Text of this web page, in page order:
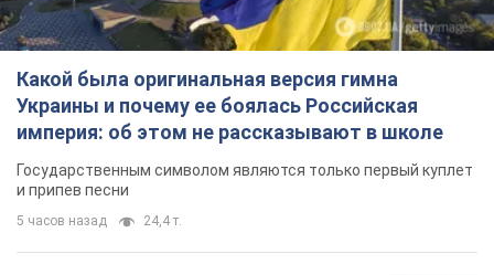
Какой была оригинальная версия гимна
Украины и почему ее боялась Российская
империя: об этом не рассказывают в школе
Государственным символом являются только первый куплет
и припев песни
5 часов назад 24,4 т.